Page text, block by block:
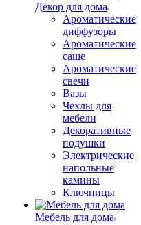
Декор для дома
Ароматические
диффузоры
Ароматические
саше
Ароматические
свечи
Вазы
Чехлы для
мебели
Декоративные
подушки
Электрические
напольные
камины
Ключницы
Мебель для дома